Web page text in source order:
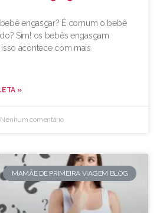
engasgar? É comum o bebê
Sim! os bebês engasgam
acontece com mais
»
Nenhum comentário
MAMÃE DE PRIMEIRA VIAGEM BLOG